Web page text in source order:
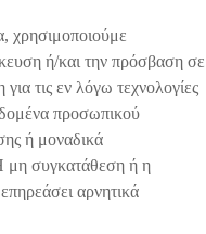
χρησιμοποιούμε
ή/και την πρόσβαση σε
τις εν λόγω τεχνολογίες
προσωπικού
ή μοναδικά
μη συγκατάθεση ή η
αρνητικά